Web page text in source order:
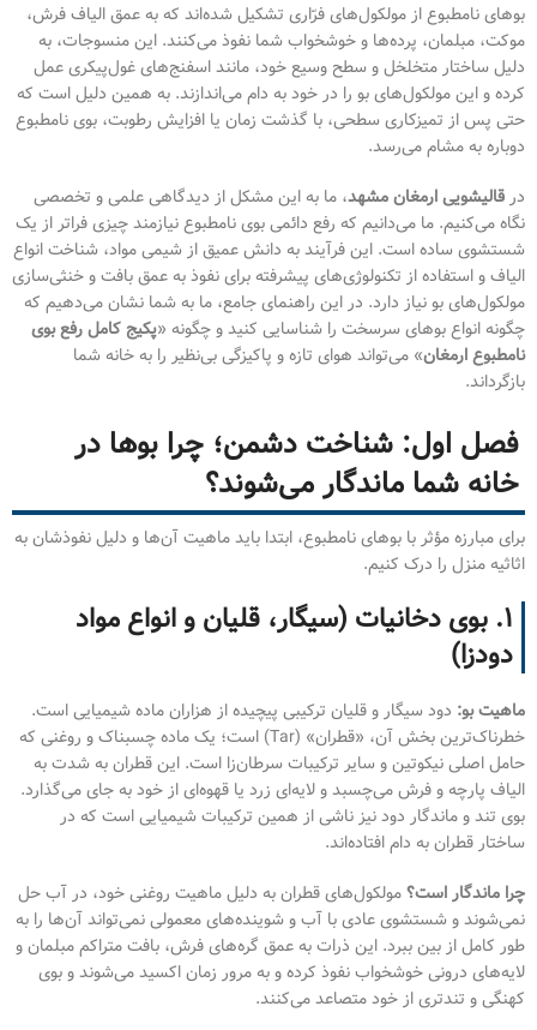
بوهای نامطبوع از مولکول‌های فرّاری تشکیل شده‌اند که به عمق الیاف فرش،
موکت، مبلمان، پرده‌ها و خوشخواب شما نفوذ می‌کنند. این منسوجات، به
دلیل ساختار متخلخل و سطح وسیع خود، مانند اسفنج‌های غول‌پیکری عمل
کرده و این مولکول‌های بو را در خود به دام می‌اندازند. به همین دلیل است که
حتی پس از تمیزکاری سطحی، با گذشت زمان یا افزایش رطوبت، بوی نامطبوع
دوباره به مشام می‌رسد.
در قالیشویی ارمغان مشهد، ما به این مشکل از دیدگاهی علمی و تخصصی
نگاه می‌کنیم. ما می‌دانیم که رفع دائمی بوی نامطبوع نیازمند چیزی فراتر از یک
شستشوی ساده است. این فرآیند به دانش عمیق از شیمی مواد، شناخت انواع
الیاف و استفاده از تکنولوژی‌های پیشرفته برای نفوذ به عمق بافت و خنثی‌سازی
مولکول‌های بو نیاز دارد. در این راهنمای جامع، ما به شما نشان می‌دهیم که
چگونه انواع بوهای سرسخت را شناسایی کنید و چگونه «پکیج کامل رفع بوی
نامطبوع ارمغان» می‌تواند هوای تازه و پاکیزگی بی‌نظیر را به خانه شما
بازگرداند.
فصل اول: شناخت دشمن؛ چرا بوها در
خانه شما ماندگار می‌شوند؟
برای مبارزه مؤثر با بوهای نامطبوع، ابتدا باید ماهیت آن‌ها و دلیل نفوذشان به
اثاثیه منزل را درک کنیم.
۱. بوی دخانیات (سیگار، قلیان و انواع مواد
دودزا)
ماهیت بو: دود سیگار و قلیان ترکیبی پیچیده از هزاران ماده شیمیایی است.
خطرناک‌ترین بخش آن، «قطران» (Tar) است؛ یک ماده چسبناک و روغنی که
حامل اصلی نیکوتین و سایر ترکیبات سرطان‌زا است. این قطران به شدت به
الیاف پارچه و فرش می‌چسبد و لایه‌ای زرد یا قهوه‌ای از خود به جای می‌گذارد.
بوی تند و ماندگار دود نیز ناشی از همین ترکیبات شیمیایی است که در
ساختار قطران به دام افتاده‌اند.
چرا ماندگار است؟مولکول‌های قطران به دلیل ماهیت روغنی خود، در آب حل
نمی‌شوند و شستشوی عادی با آب و شوینده‌های معمولی نمی‌تواند آن‌ها را به
طور کامل از بین ببرد. این ذرات به عمق گره‌های فرش، بافت متراکم مبلمان و
لایه‌های درونی خوشخواب نفوذ کرده و به مرور زمان اکسید می‌شوند و بوی
کهنگی و تندتری از خود متصاعد می‌کنند.